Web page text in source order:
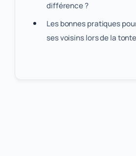
différence ?
Les bonnes pratiques
ses voisins lors de la